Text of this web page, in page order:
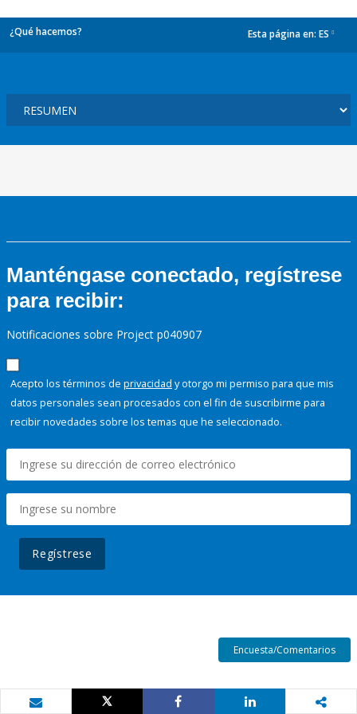
¿Qué hacemos? Esta página en: ES
Manténgase conectado, regístrese
para recibir:
Notificaciones sobre Project p040907
Acepto los términos de privacidad y otorgo mi permiso para que mis
datos personales sean procesados con el fin de suscribirme para
recibir novedades sobre los temas que he seleccionado.
Regístrese
Encuesta/Comentarios